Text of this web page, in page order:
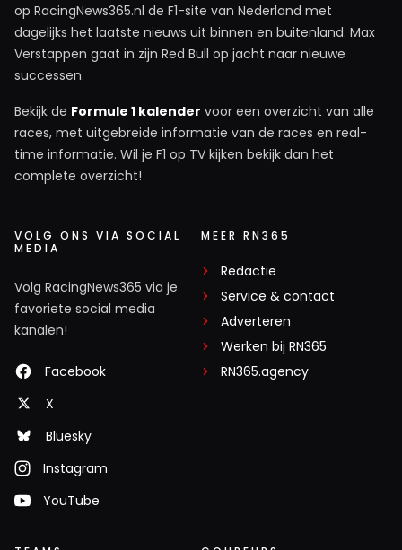
op RacingNews365.nl de F1-site van Nederland met
dagelijks het laatste nieuws uit binnen en buitenland. Max
Verstappen gaat in zijn Red Bull op jacht naar nieuwe
successen.
Bekijk de Formule 1 kalender voor een overzicht van alle
races, met uitgebreide informatie van de races en real-
time informatie. Wil je F1 op TV kijken bekijk dan het
complete overzicht!
VOLG ONS VIA SOCIAL
MEDIA
Volg RacingNews365 via je
favoriete social media
kanalen!
Facebook
X
Bluesky
Instagram
YouTube
MEER RN365
Redactie
Service & contact
Adverteren
Werken bij RN365
RN365.agency